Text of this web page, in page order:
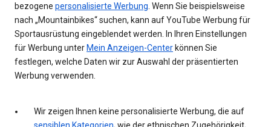
bezogene personalisierte Werbung . Wenn Sie beispielsweise
nach „Mountainbikes“ suchen, kann auf YouTube Werbung für
Sportausrüstung eingeblendet werden. In Ihren Einstellungen
für Werbung unterMein Anzeigen-Centerkönnen Sie
festlegen, welche Daten wir zur Auswahl der präsentierten
Werbung verwenden.
Wir zeigen Ihnen keine personalisierte Werbung, die auf
sensiblen Kategorien, wie der ethnischen Zugehörigkeit,